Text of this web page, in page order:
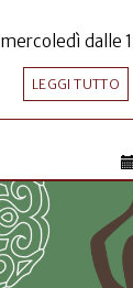
dalle
LEGGI TUTTO